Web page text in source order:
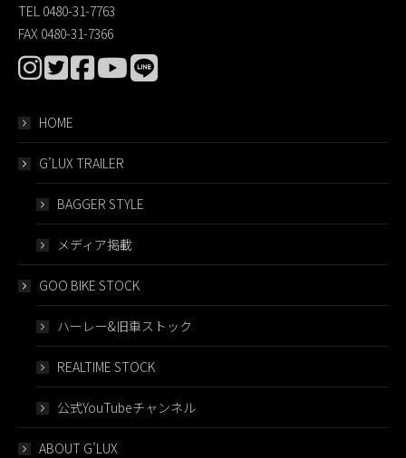
TEL 0480-31-7763
FAX 0480-31-7366
HOME
G’LUX TRAILER
BAGGER STYLE
メディア掲載
GOO BIKE STOCK
ハーレー&旧車ストック
REALTIME STOCK
公式YouTubeチャンネル
ABOUT G’LUX